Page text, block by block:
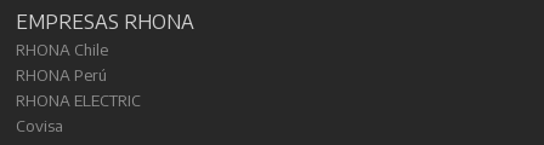
EMPRESAS RHONA
RHONA Chile
RHONA Perú
RHONA ELECTRIC
Covisa